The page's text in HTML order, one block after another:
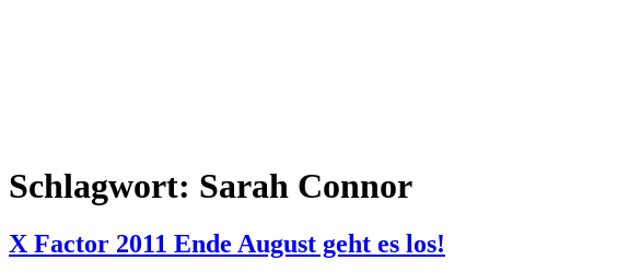
Schlagwort: Sarah Connor
X Factor 2011 Ende August geht es los!